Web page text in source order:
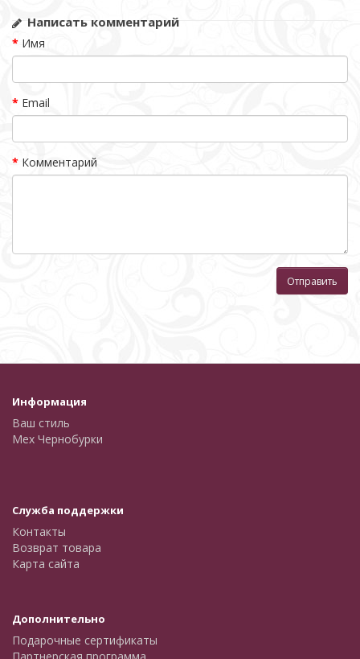
Написать комментарий
Имя
Email
Комментарий
Отправить
Информация
Ваш стиль
Мех Чернобурки
Служба поддержки
Контакты
Возврат товара
Карта сайта
Дополнительно
Подарочные сертификаты